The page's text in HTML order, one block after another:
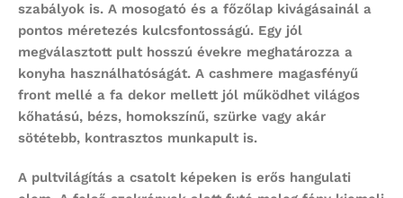
szabályok is. A mosogató és a főzőlap kivágásainál a
pontos méretezés kulcsfontosságú. Egy jól
megválasztott pult hosszú évekre meghatározza a
konyha használhatóságát. A cashmere magasfényű
front mellé a fa dekor mellett jól működhet világos
kőhatású, bézs, homokszínű, szürke vagy akár
sötétebb, kontrasztos munkapult is.
A pultvilágítás a csatolt képeken is erős hangulati